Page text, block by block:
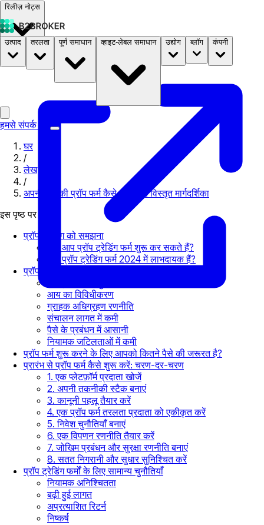
रिलीज़ नोट्स
दस्तावेज़ मूल्य निर्धारणB2STORE
उत्पाद तरलता पूर्ण समाधान व्हाइट-लेबल समाधान उद्योग ब्लॉग कंपनी
हमसे संपर्क करें
घर
/
लेख
/
अपनी खुद की प्रॉप फर्म कैसे शुरू करें: विस्तृत मार्गदर्शिका
इस पृष्ठ पर
प्रॉप ट्रेडिंग को समझना
क्या आप प्रॉप ट्रेडिंग फर्म शुरू कर सकते हैं?
क्या प्रॉप ट्रेडिंग फर्म 2024 में लाभदायक हैं?
प्रॉपर्टी ट्रेडिंग फर्म शुरू करने के लाभ
आय का विविधीकरण
ग्राहक अधिग्रहण रणनीति
संचालन लागत में कमी
पैसे के प्रबंधन में आसानी
नियामक जटिलताओं में कमी
प्रॉप फर्म शुरू करने के लिए आपको कितने पैसे की जरूरत है?
प्रारंभ से प्रॉप फर्म कैसे शुरू करें: चरण-दर-चरण
1. एक प्लेटफ़ॉर्म प्रदाता खोजें
2. अपनी तकनीकी स्टैक बनाएं
3. कानूनी पहलू तैयार करें
4. एक प्रॉप फर्म तरलता प्रदाता को एकीकृत करें
5. निवेश चुनौतियाँ बनाएं
6. एक विपणन रणनीति तैयार करें
7. जोखिम प्रबंधन और सुरक्षा रणनीति बनाएं
8. सतत निगरानी और सुधार सुनिश्चित करें
प्रॉप ट्रेडिंग फर्मों के लिए सामान्य चुनौतियाँ
नियामक अनिश्चितता
बढ़ी हुई लागत
अप्रत्याशित रिटर्न
निष्कर्ष